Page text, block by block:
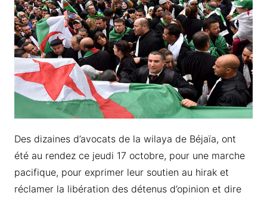
Des dizaines d’avocats de la wilaya de Béjaïa, ont
été au rendez ce jeudi 17 octobre, pour une marche
pacifique, pour exprimer leur soutien au hirak et
réclamer la libération des détenus d’opinion et dire